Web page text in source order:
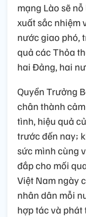
mạng Lào sẽ
xuất sắc nhiệm
nước giao phó,
quả các Thỏa
hai Đảng, hai
Quyền Trưởng
chân thành
tình, hiệu quả
trước đến nay;
sức mình cùng
đắp cho mối
Việt Nam ngày
nhân dân mỗi
hợp tác và phát